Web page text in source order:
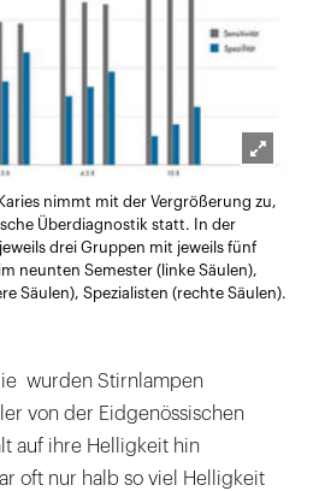
öffnen
nimmt mit der Vergrößerung zu,
Überdiagnostik statt. In der
drei Gruppen mit jeweils fünf
neunten Semester (linke Säulen),
Säulen), Spezialisten (rechte Säulen).
wurden Stirnlampen
von der Eidgenössischen
auf ihre Helligkeit hin
oft nur halb so viel Helligkeit